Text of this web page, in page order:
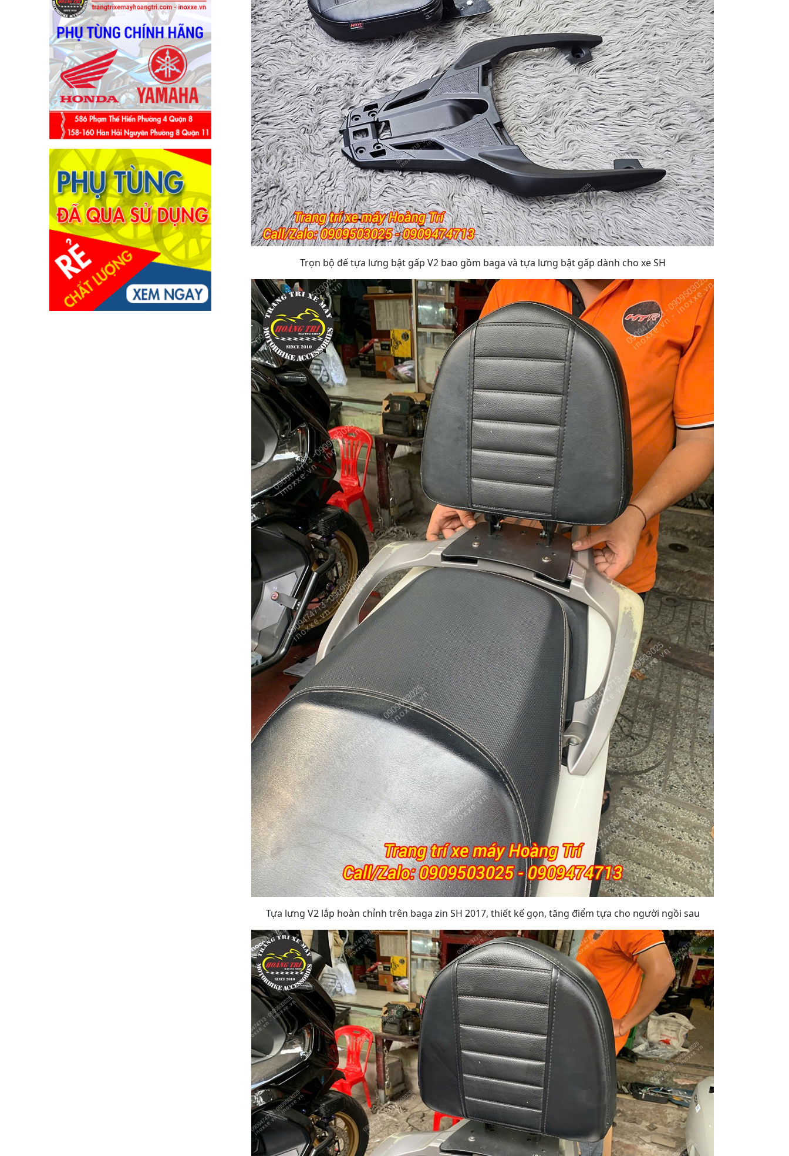
Trọn bộ đế tựa lưng bật gấp V2 bao gồm baga và tựa lưng bật gấp dành cho xe SH
Tựa lưng V2 lắp hoàn chỉnh trên baga zin SH 2017, thiết kế gọn, tăng điểm tựa cho người ngồi sau